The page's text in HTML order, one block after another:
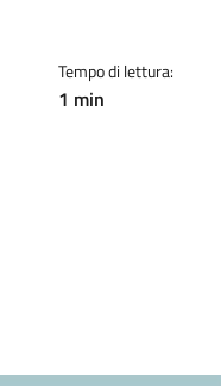
Tempo di lettura:
1 min